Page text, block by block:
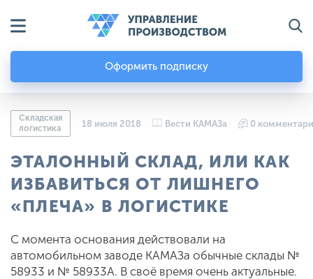
Оформить подписку
Складская
логистика
18 июля 2018 Вести КАМАЗа 0
ЭТАЛОННЫЙ СКЛАД, ИЛИ КАК
ИЗБАВИТЬСЯ ОТ ЛИШНЕГО
«ПЛЕЧА» В ЛОГИСТИКЕ
С момента основания действовали на
автомобильном заводе КАМАЗа обычные склады №
58933 и № 58933А. В своё время очень актуальные.